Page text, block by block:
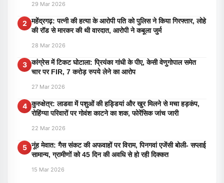
29 Mar 2026
2
महेंद्रगढ़: पत्नी की हत्या के आरोपी पति को पुलिस ने किया गिरफ्तार, लोहे
की रॉड से मारकर की थी वारदात, आरोपी ने कबूला जुर्म
28 Mar 2026
3 कांग्रेस में टिकट घोटाला: प्रियंका गांधी के पीए, केसी वेणुगोपाल समेत
चार पर FIR, 7 करोड़ रुपये लेने का आरोप
27 Mar 2026
4 कुरुक्षेत्र: लाडवा में पशुओं की हड्डियां और खुर मिलने से मचा हड़कंप,
रोहिंग्या परिवारों पर गोवंश काटने का शक, फोरेंसिक जांच जारी
22 Mar 2026
5 नूंह मेवात: गैस संकट की अफवाहों पर विराम, पिनगवां एजेंसी बोली- सप्लाई
सामान्य, ग्रामीणों को 45 दिन की अवधि से हो रही दिक्कत
15 Mar 2026